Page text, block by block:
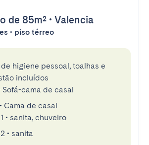
de 85m² • Valencia
• piso térreo
higiene pessoal, toalhas e
incluídos
Sofá-cama de casal
• Cama de casal
• sanita, chuveiro
• sanita